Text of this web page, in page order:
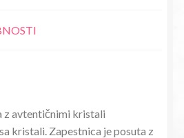
z avtentičnimi kristali
kristali. Zapestnica je posuta z